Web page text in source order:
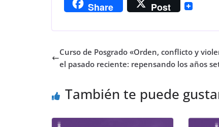
Share Post
Curso de Posgrado «Orden, conflicto y
el pasado reciente: repensando los años
También te puede